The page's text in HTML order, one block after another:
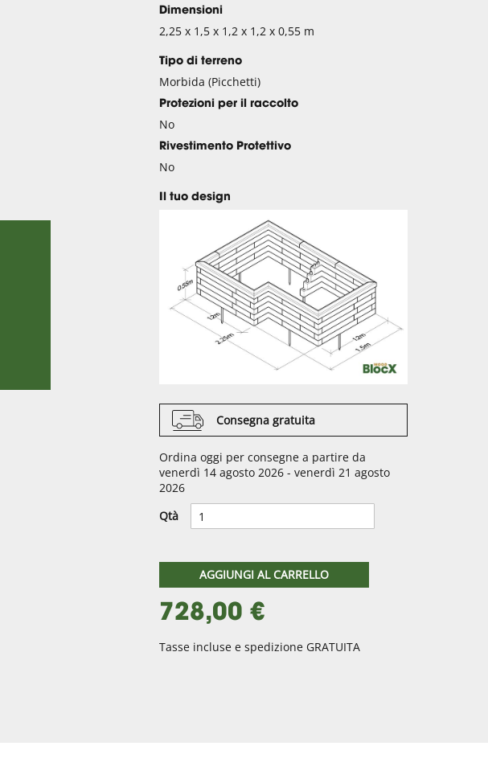
Dimensioni
2,25 x 1,5 x 1,2 x 1,2 x 0,55 m
Tipo di terreno
Morbida (Picchetti)
Protezioni per il raccolto
No
Rivestimento Protettivo
No
Il tuo design
Consegna gratuita
Ordina oggi per consegne a partire da
venerdì 14 agosto 2026 - venerdì 21 agosto
2026
Qtà
AGGIUNGI AL CARRELLO
728,00 €
Tasse incluse e spedizione GRATUITA